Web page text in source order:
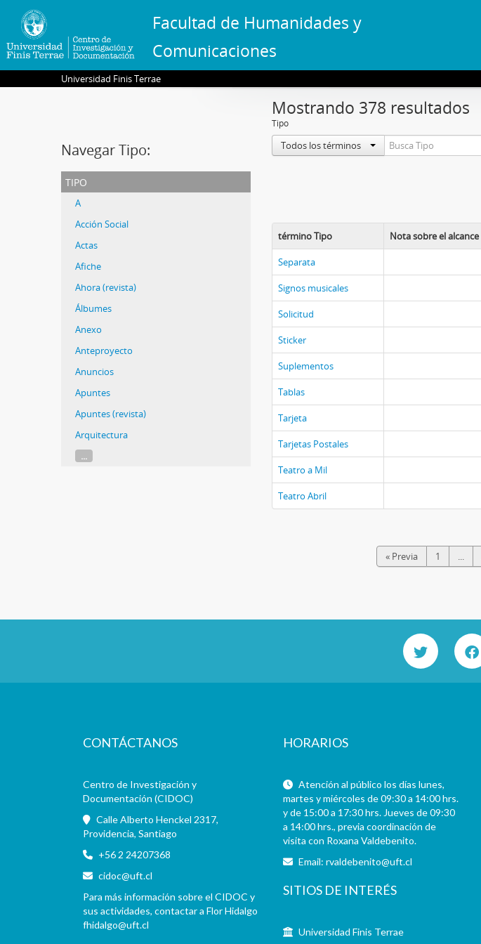
Facultad de Humanidades y
Comunicaciones
Universidad Finis Terrae
Navegar Tipo:
tipo
A
Acción Social
Actas
Afiche
Ahora (revista)
Álbumes
Anexo
Anteproyecto
Anuncios
Apuntes
Apuntes (revista)
Arquitectura
...
Mostrando 378 resultados
Tipo
Todos los términos
término Tipo Nota sobre el alcance
Separata
Signos musicales
Solicitud
Sticker
Suplementos
Tablas
Tarjeta
Tarjetas Postales
Teatro a Mil
Teatro Abril
« Previa 1 ...
CONTÁCTANOS
Centro de Investigación y
Documentación (CIDOC)
Calle Alberto Henckel 2317,
Providencia, Santiago
+56 2 24207368
cidoc@uft.cl
Para más información sobre el CIDOC y
sus actividades, contactar a Flor Hidalgo
fhidalgo@uft.cl
HORARIOS
Atención al público los días lunes,
martes y miércoles de 09:30 a 14:00 hrs.
y de 15:00 a 17:30 hrs. Jueves de 09:30
a 14:00 hrs., previa coordinación de
visita con Roxana Valdebenito.
Email:rvaldebenito@uft.cl
SITIOS DE INTERÉS
Universidad Finis Terrae